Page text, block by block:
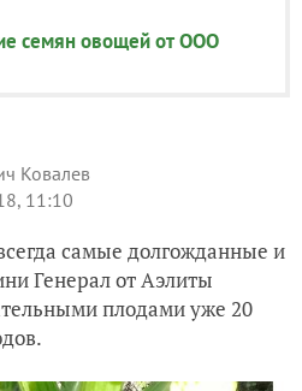
семян овощей от ООО
Ковалев
11:10
самые долгожданные и
Генерал от Аэлиты
плодами уже 20